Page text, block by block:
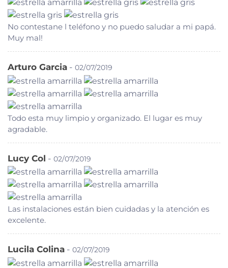
No contestane l teléfono y no puedo saludar a mi papá.
Muy mal!
Arturo Garcia - 02/07/2019
Todo esta muy limpio y organizado. El lugar es muy
agradable.
Lucy Col - 02/07/2019
Las instalaciones están bien cuidadas y la atención es
excelente.
Lucila Colina - 02/07/2019